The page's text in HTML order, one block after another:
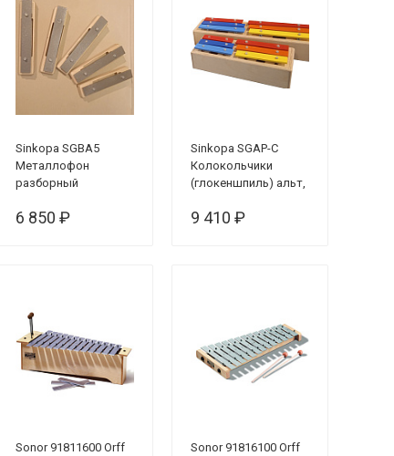
Sinkopa SGBA5
Металлофон
разборный
5 нот-полутона
6 850 ₽
Sinkopa SGAP-C
Колокольчики
(глокеншпиль) альт,
цветные,
9 410 ₽
Sonor 91811600 Orff
Sonor 91816100 Orff